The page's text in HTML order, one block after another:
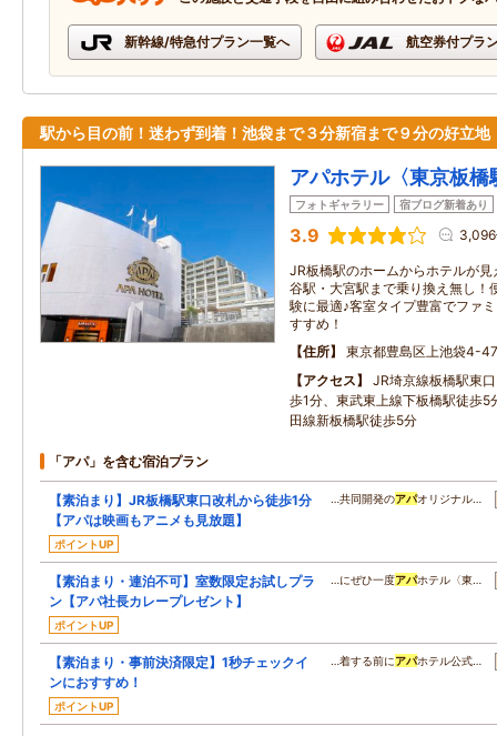
新幹線/特急付プラン一覧へ 航空券付プラ
駅から目の前！迷わず到着！池袋まで３分新宿まで９分の好立地
アパホテル〈東京板橋
フォトギャラリー 宿ブログ新着あり
3.9
JR板橋駅のホームからホテルが
谷駅・大宮駅まで乗り換え無し！
験に最適♪客室タイプ豊富でファ
すすめ！
住所
東京都豊島区上池袋4-
アクセス
JR埼京線板橋駅東
歩1分、東武東上線下板橋駅徒歩5
田線新板橋駅徒歩5分
「アパ」を含む宿泊プラン
【素泊まり】JR板橋駅東口改札から徒歩1分
【アパは映画もアニメも見放題】
ポイントUP
…共同開発のアパオリジナル…
【素泊まり・連泊不可】室数限定お試しプラ
ン【アパ社長カレープレゼント】
ポイントUP
…にぜひ一度アパホテル〈東…
【素泊まり・事前決済限定】1秒チェックイ
ンにおすすめ！
ポイントUP
…着する前にアパホテル公式…